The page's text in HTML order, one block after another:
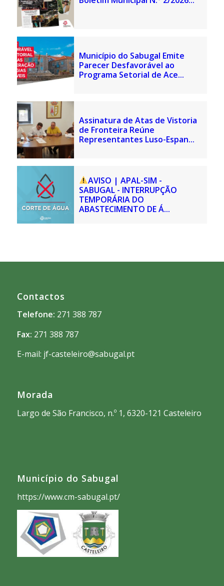
Município do Sabugal Emite
Parecer Desfavorável ao
Programa Setorial de Ace...
Assinatura de Atas de Vistoria
de Fronteira Reúne
Representantes Luso-Espan...
AVISO | APAL-SIM -
SABUGAL - INTERRUPÇÃO
TEMPORÁRIA DO
ABASTECIMENTO DE Á...
Contactos
Telefone: 271 388 787
Fax: 271 388 787
E-mail: jf-casteleiro@sabugal.pt
Morada
Largo de São Francisco, n.º 1, 6320-121 Casteleiro
Município do Sabugal
https://www.cm-sabugal.pt/